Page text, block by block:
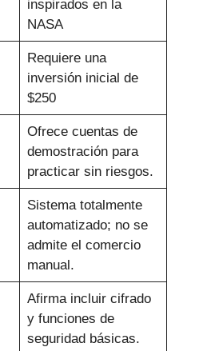
inspirados en la
NASA
Requiere una
inversión inicial de
$250
Ofrece cuentas de
demostración para
practicar sin riesgos.
Sistema totalmente
automatizado; no se
admite el comercio
manual.
Afirma incluir cifrado
y funciones de
seguridad básicas.